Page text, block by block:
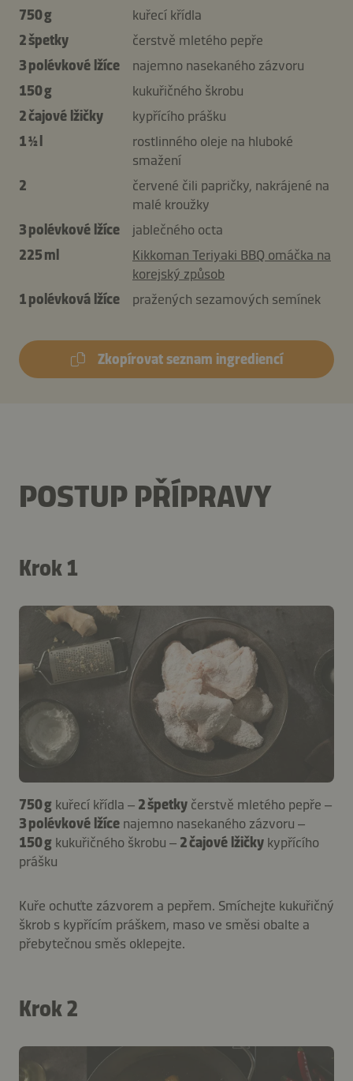
750 g
kuřecí křídla
2 špetky
čerstvě mletého pepře
3 polévkové lžíce
najemno nasekaného zázvoru
150 g
kukuřičného škrobu
2 čajové lžičky
kypřícího prášku
1 ½ l
rostlinného oleje na hluboké
smažení
2
červené čili papričky, nakrájené na
malé kroužky
3 polévkové lžíce
jablečného octa
225 ml
Kikkoman Teriyaki BBQ omáčka na
korejský způsob
1 polévková lžíce
pražených sezamových semínek
Zkopírovat seznam ingrediencí
POSTUP PŘÍPRAVY
Krok 1
750 g kuřecí křídla – 2 špetky čerstvě mletého pepře –
3 polévkové lžíce najemno nasekaného zázvoru –
150 g kukuřičného škrobu – 2 čajové lžičky kypřícího
prášku
Kuře ochuťte zázvorem a pepřem. Smíchejte kukuřičný
škrob s kypřícím práškem, maso ve směsi obalte a
přebytečnou směs oklepejte.
Krok 2